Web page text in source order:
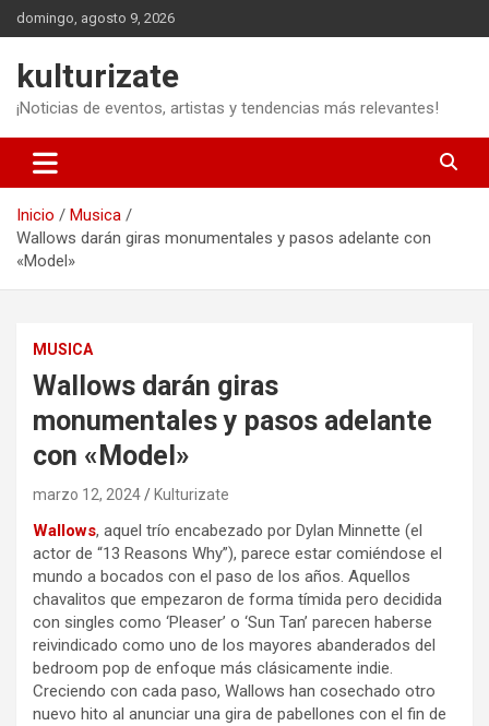
Saltar
al
domingo, agosto 9, 2026
kulturizate
¡Noticias de eventos, artistas y tendencias más relevantes!
Inicio
Musica
Wallows darán giras monumentales y pasos adelante con
«Model»
MUSICA
Wallows darán giras
monumentales y pasos adelante
con «Model»
marzo 12, 2024 Kulturizate
Wallows, aquel trío encabezado por Dylan Minnette (el
actor de “13 Reasons Why”), parece estar comiéndose el
mundo a bocados con el paso de los años. Aquellos
chavalitos que empezaron de forma tímida pero decidida
con singles como ‘Pleaser’ o ‘Sun Tan’ parecen haberse
reivindicado como uno de los mayores abanderados del
bedroom pop de enfoque más clásicamente indie.
Creciendo con cada paso, Wallows han cosechado otro
nuevo hito al anunciar una gira de pabellones con el fin de